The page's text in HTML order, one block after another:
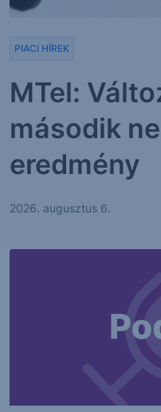
MTel:
második
eredmény
PIACI HÍREK
2026. augusztus 6.